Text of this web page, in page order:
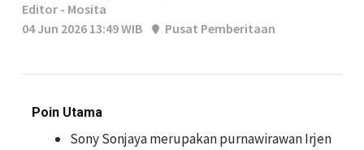
Editor - Mosita
04 Jun 2026 13:49 WIB
Pusat Pemberitaan
Poin Utama
Sony Sonjaya merupakan purnawirawan Irjen